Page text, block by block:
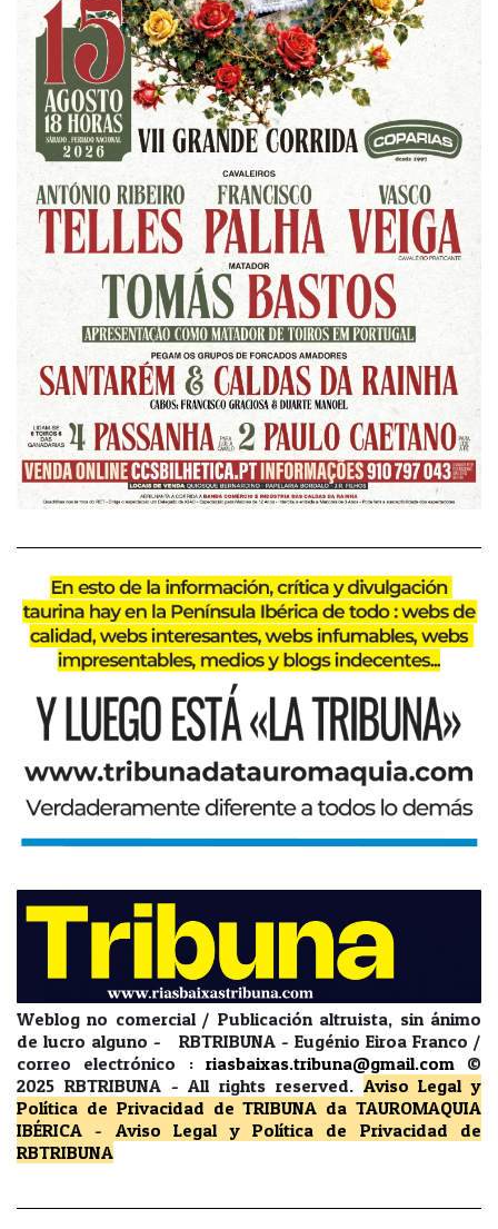
Weblog no comercial / Publicación altruista, sin ánimo
de lucro alguno - RBTRIBUNA - Eugénio Eiroa Franco /
correo electrónico : riasbaixas.tribuna@gmail.com
©
2025 RBTRIBUNA -All rights reserved. Aviso Legal y
Política de Privacidad de TRIBUNA da TAUROMAQUIA
IBÉRICA - Aviso Legal y Política de Privacidad
de
RBTRIBUNA